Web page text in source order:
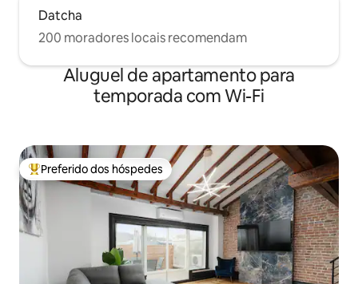
Datcha
200 moradores locais recomendam
Aluguel de apartamento para
temporada com Wi-Fi
Entre os melhores preferidos dos hóspedes
Preferido dos hóspedes